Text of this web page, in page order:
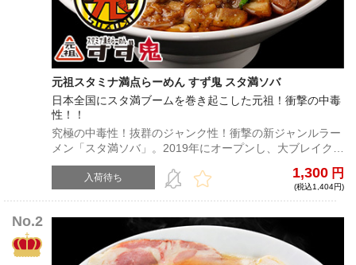
元祖スタミナ満点らーめん すず鬼 スタ満ソバ
日本全国にスタ満ブームを巻き起こした元祖！衝撃の中毒
性！！
究極の中毒性！抜群のジャンク性！衝撃の新ジャンルラー
メン「スタ満ソバ」。2019年にオープンし、大ブレイクを
果たした同店。今では各地に「すず鬼インスパイア系」が
出現し、「スタ満」の名は一気に全国区へ。スープのパン
チ力、麺の凶暴性、具材の量、全てが規格外！！
入荷待ち 1,300 円
(税込1,404円)